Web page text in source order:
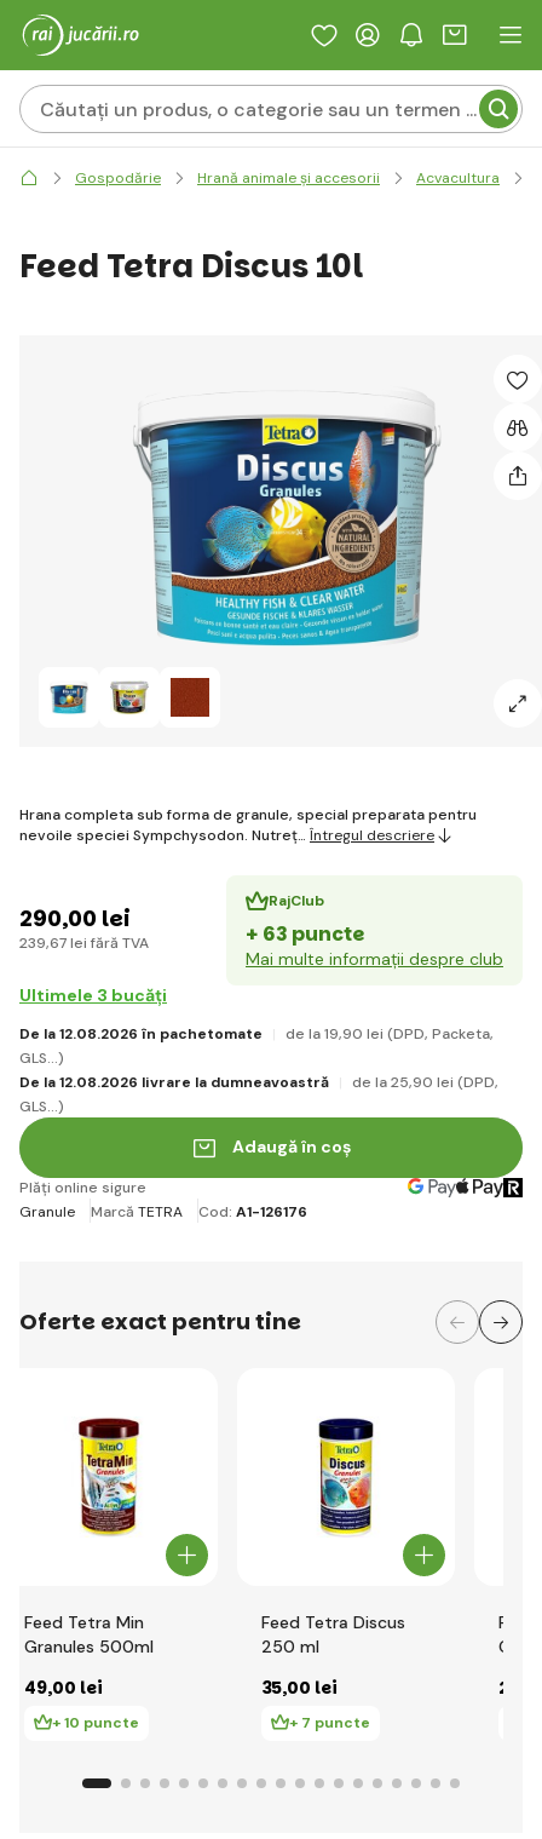
Gospodărie Hrană animale și accesorii Acvacultura
Feed Tetra Discus 10l
Hrana completa sub forma de granule, special preparata pentru
nevoile speciei Sympchysodon. Nutreț… Întregul descriere
290,00 lei
239,67 lei fără TVA
RajClub
+ 63 puncte
Mai multe informații despre club
Ultimele 3 bucăți
De la 12.08.2026 în pachetomate de la 19,90 lei (DPD, Packeta,
GLS...)
De la 12.08.2026 livrare la dumneavoastră
de la 25,90 lei (DPD,
GLS...)
Adaugă în coș
Plăți online sigure
Granule
Marcă TETRA Cod: A1-126176
Oferte exact pentru tine
Feed Tetra Min
Granules 500ml
49,00 lei
+ 10 puncte
Feed Tetra Discus
250 ml
35,00 lei
+ 7 puncte
23